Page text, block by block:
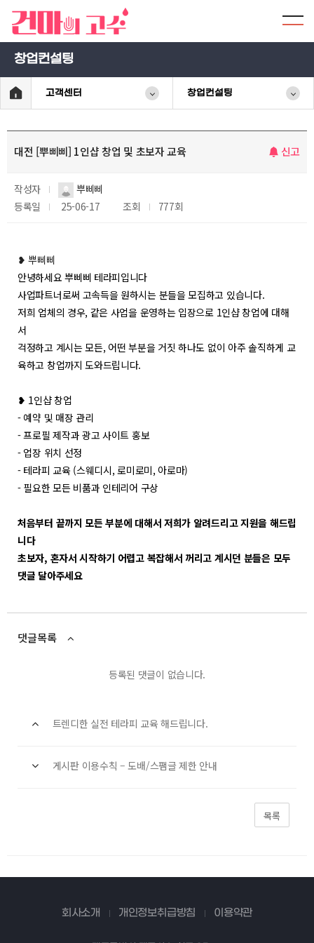
창업컨설팅
고객센터 창업컨설팅
대전 [뿌삐삐] 1인샵 창업 및 초보자 교육 신고
작성자
뿌삐삐
등록일
25-06-17 조회 777회
❥ 뿌삐삐
안녕하세요 뿌삐삐 테라피입니다
사업파트너로써 고속득을 원하시는 분들을 모집하고 있습니다.
저희 업체의 경우, 같은 사업을 운영하는 입장으로 1인샵 창업에 대해
서
걱정하고 계시는 모든, 어떤 부분을 거짓 하나도 없이 아주 솔직하게 교
육하고 창업까지 도와드립니다.
❥ 1인샵 창업
- 예약 및 매장 관리
- 프로필 제작과 광고 사이트 홍보
- 업장 위치 선정
- 테라피 교육 (스웨디시, 로미로미, 아로마)
- 필요한 모든 비품과 인테리어 구상
처음부터 끝까지 모든 부분에 대해서 저희가 알려드리고 지원을 해드립
니다
초보자, 혼자서 시작하기 어렵고 복잡해서 꺼리고 계시던 분들은 모두
댓글 달아주세요
댓글목록
등록된 댓글이 없습니다.
트렌디한 실전 테라피 교육 해드립니다.
게시판 이용수칙 – 도배/스팸글 제한 안내
목록
회사소개 개인정보취급방침 이용약관